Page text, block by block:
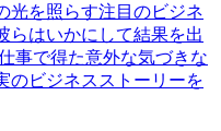
光を照らす注目のビジネ
らはいかにして結果を出
事で得た意外な気づきな
のビジネスストーリーを